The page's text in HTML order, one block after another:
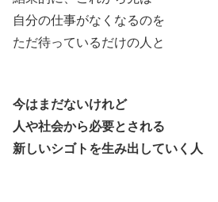
自分の仕事がなくなるのを
ただ待っているだけの人と
今はまだないけれど
人や社会から必要とされる
新しいシゴトを生み出していく人